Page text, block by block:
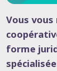
Vous vous
forme